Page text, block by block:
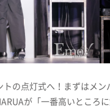
の点灯式へ！まずはメ
が「一番高いところ